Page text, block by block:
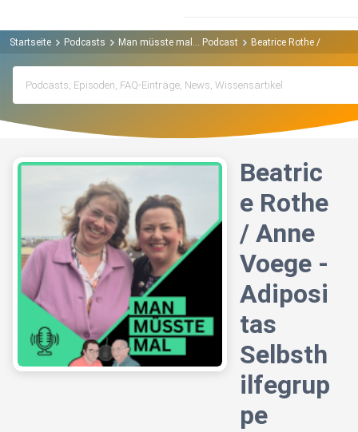
Startseite Podcasts Man müsste mal... Podcast Beatrice Rothe / Anne
Beatric
e Rothe
/ Anne
Voege -
Adiposi
tas
Selbsth
ilfegrup
pe